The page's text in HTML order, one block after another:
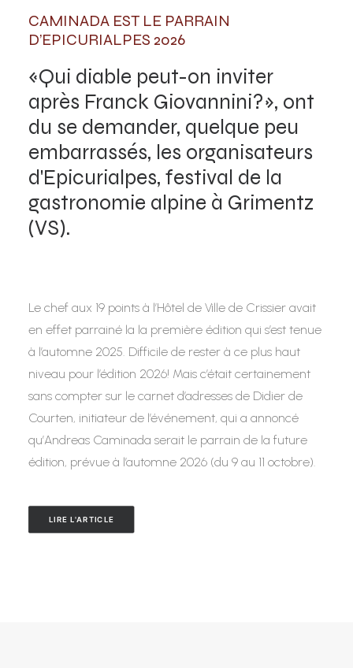
CAMINADA EST LE PARRAIN
D’EPICURIALPES 2026
«Qui diable peut-on inviter
après Franck Giovannini?», ont
du se demander, quelque peu
embarrassés, les organisateurs
d'Epicurialpes, festival de la
gastronomie alpine à Grimentz
(VS).
Le chef aux 19 points à l’Hôtel de Ville de Crissier avait
en effet parrainé la la première édition qui s’est tenue
à l’automne 2025. Difficile de rester à ce plus haut
niveau pour l’édition 2026! Mais c’était certainement
sans compter sur le carnet d’adresses de Didier de
Courten, initiateur de l’événement, qui a annoncé
qu’Andreas Caminada serait le parrain de la future
édition, prévue à l’automne 2026 (du 9 au 11 octobre).
LIRE L'ARTICLE